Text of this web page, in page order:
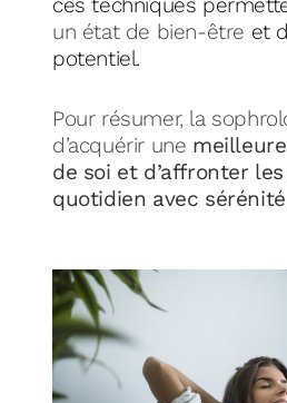
un état de bien-être et
potentiel.
Pour résumer, la
d’acquérir une
de soi et d’affronter
quotidien avec